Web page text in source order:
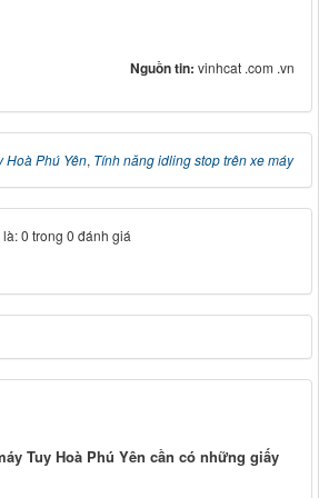
Nguồn tin: vinhcat .com .vn
Hoà Phú Yên, Tính năng idling stop trên xe máy
0 trong 0 đánh giá
Tuy Hoà Phú Yên cần có những giấy